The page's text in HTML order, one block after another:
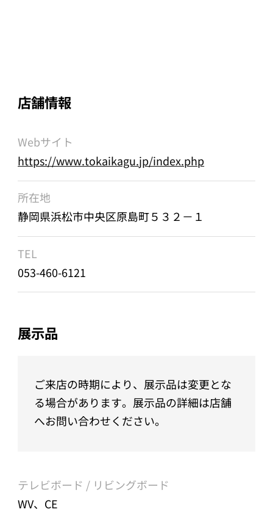
店舗情報
Webサイト
https://www.tokaikagu.jp/index.php
所在地
静岡県浜松市中央区原島町５３２－１
TEL
053-460-6121
展示品
ご来店の時期により、展示品は変更とな
る場合があります。展示品の詳細は店舗
へお問い合わせください。
テレビボード / リビングボード
WV、CE